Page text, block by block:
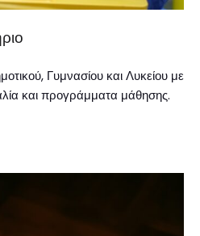
Γυμνασίου και Λυκείου με
και προγράμματα μάθησης.